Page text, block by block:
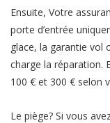
Ensuite, Votre
porte d’entrée
glace, la garantie vol
charge la réparation.
100 € et 300 € selon
Le piège? Si vous